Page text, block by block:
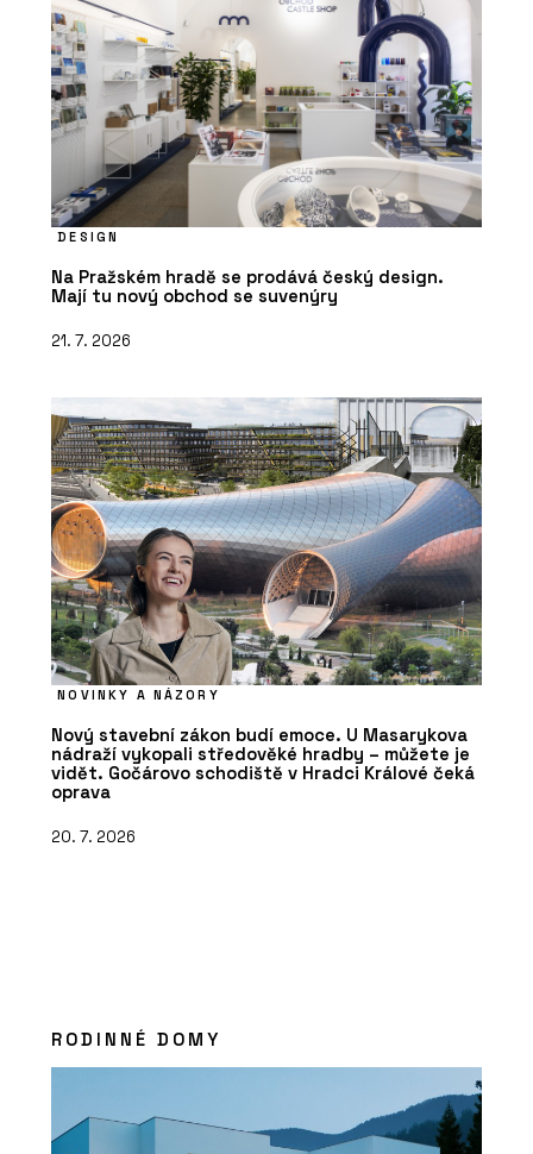
DESIGN
Na Pražském hradě se prodává český design.
Mají tu nový obchod se suvenýry
21. 7. 2026
NOVINKY A NÁZORY
Nový stavební zákon budí emoce. U Masarykova
nádraží vykopali středověké hradby – můžete je
vidět. Gočárovo schodiště v Hradci Králové čeká
oprava
20. 7. 2026
RODINNÉ DOMY